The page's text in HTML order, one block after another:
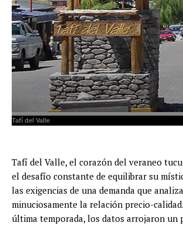
Tafí del Valle
Tafí del Valle, el corazón del veraneo
el desafío constante de equilibrar su
las exigencias de una demanda que analiza
minuciosamente la relación precio-
última temporada, los datos arrojaron un